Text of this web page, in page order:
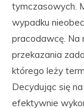
tymczasowych.
wypadku
pracodawcę. Na
przekazania
którego leży
Decydując się
efektywnie